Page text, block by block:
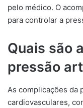
pelo médico. O
para controlar a
Quais são
pressão
As complicações da
cardiovasculares,